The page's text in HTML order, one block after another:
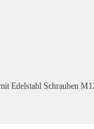
Edelstahl Schrauben